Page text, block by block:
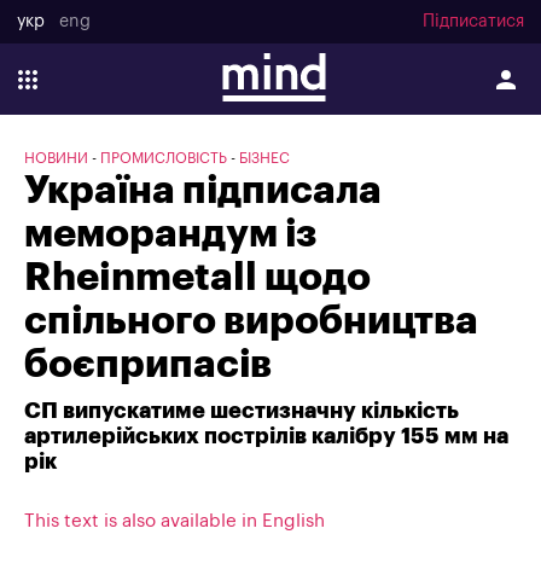
укр eng Підписатися
НОВИНИ ПРОМИСЛОВІСТЬ БІЗНЕС
Україна підписала
меморандум із
Rheinmetall щодо
спільного виробництва
боєприпасів
СП випускатиме шестизначну кількість
артилерійських пострілів калібру 155 мм на
рік
This text is also available in English